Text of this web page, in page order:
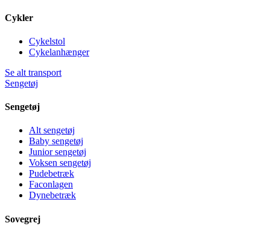
Cykler
Cykelstol
Cykelanhænger
Se alt transport
Sengetøj
Sengetøj
Alt sengetøj
Baby sengetøj
Junior sengetøj
Voksen sengetøj
Pudebetræk
Faconlagen
Dynebetræk
Sovegrej